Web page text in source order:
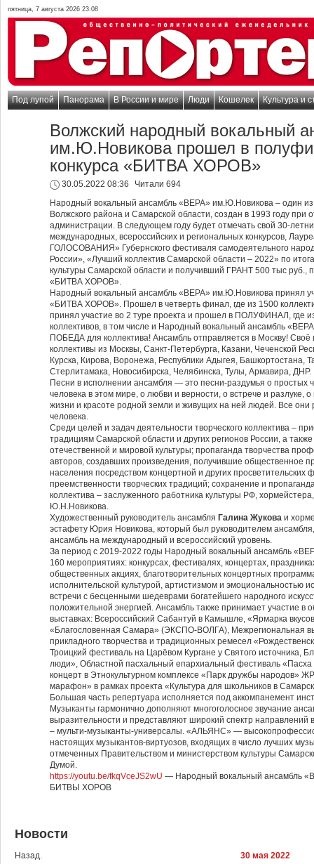
пятница, 7 августа 2026 23:08
Под лупой Панорама В России и мире Люди Кошелек Культура и
Волжский народный вокальный
им.Ю.Новикова прошел в
конкурса «БИТВА ХОРОВ»
30.05.2022 08:36
Читали 694
Народный вокальный ансамбль «ВЕРА» им.Ю.Новикова – один из
Волжского района и Самарской области, создан в 1993 году при
администрации. В следующем году будет отмечать свой 30-
международных, всероссийских и региональных конкурсов,
ГОЛОСОВАНИЯ» Губернского фестиваля самодеятельного
России», «Лучший коллектив Самарской области – 2022» по
культуры Самарской области и получивший ГРАНТ 500 тыс руб.,
«БИТВА ХОРОВ».
Народный вокальный ансамбль «ВЕРА» им.Ю.Новикова принял
«БИТВА ХОРОВ». Прошел в четверть финал, где из 1500
принял участие во 2 туре проекта и прошел в ПОЛУФИНАЛ, где
коллективов, в том числе и Народный вокальный ансамбль
ПОБЕДА для коллектива! Ансамбль отправляется в Москву! Своё
коллективы из Москвы, Санкт-Петербурга, Казани, Чеченской
Курска, Кирова, Воронежа, Республики Адыгея, Башкортостана,
Стерлитамака, Новосибирска, Челябинска, Тулы, Армавира, ДНР.
Песни в исполнении ансамбля — это песни-раздумья о простых
человека в этом мире, о любви и верности, о встрече и разлуке,
жизни и красоте родной земли и живущих на ней людей. Все они
человека.
Среди целей и задач деятельности творческого коллектива –
традициям Самарской области и других регионов России, а
отечественной и мировой культуры; пропаганда творчества
авторов, создавших произведения, получившие общественное
населения посредством концертной и других
преемственности творческих традиций; сохранение и
коллектива – заслуженного работника культуры РФ,
Ю.Н.Новикова.
Художественный руководитель ансамбля Галина Жукова и
эстафету Юрия Новикова, который был руководителем
ансамбль на международный и всероссийский уровень.
За период с 2019-2022 годы Народный вокальный ансамбль
160 мероприятиях: конкурсах, фестивалях, концертах,
общественных акциях, благотворительных концертных
исполнительской культурой, артистизмом и эмоциональностью
встречи с бесценными шедеврами богатейшего народного
положительной энергией. Ансамбль также принимает участие в
выставках: Всероссийский Сабантуй в Камышле, «Ярмарка
«Благословенная Самара» (ЭКСПО-ВОЛГА), Межрегиональная
прикладного творчества и традиционных ремесел
Троицкий фестиваль на Царёвом Кургане у Святого источника,
люди», Областной пасхальный епархиальный фестиваль
концерт в Этнокультурном комплексе «Парк дружбы народов»
марафон» в рамках проекта «Культура для школьников в
Большая часть репертуара исполняется под аккомпанемент
Музыканты гармонично дополняют многоголосное звучание
выразительности и представляют широкий спектр направлений
– мульти-музыканты-универсалы. «АЛЬЯНС» —
настоящих музыкантов-виртуозов, входящих в число лучших
отмеченных Правительством и министерством культуры
Думой.
https://youtu.be/fkqVceJS2wU — Народный вокальный ансамбль
БИТВЫ ХОРОВ
Новости
Назад.
30 мая 2022